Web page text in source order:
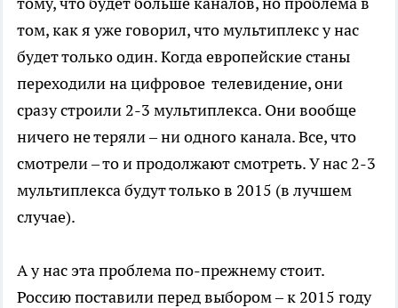
том, как я уже говорил, что мультиплекс у нас
будет только один. Когда европейские станы
переходили на цифровое телевидение, они
сразу строили 2-3 мультиплекса. Они вообще
ничего не теряли – ни одного канала. Все, что
смотрели – то и продолжают смотреть. У нас 2-3
мультиплекса будут только в 2015 (в лучшем
случае).
А у нас эта проблема по-прежнему стоит.
Россию поставили перед выбором – к 2015 году